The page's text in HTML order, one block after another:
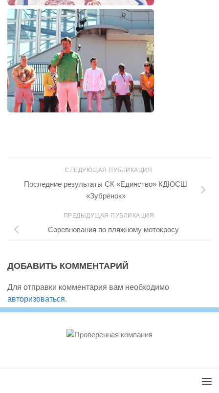
СЛЕДУЮЩАЯ ПУБЛИКАЦИЯ
Последние результаты СК «Единство» КДЮСШ
«Зубрёнок»
ПРЕДЫДУЩАЯ ПУБЛИКАЦИЯ
Соревнования по пляжному мотокросу
ДОБАВИТЬ КОММЕНТАРИЙ
Для отправки комментария вам необходимо
авторизоваться.